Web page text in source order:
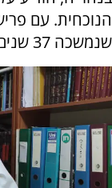
הנוכחית. עם
שנמשכה 37 שנים, מאז הקמת הישיבה.